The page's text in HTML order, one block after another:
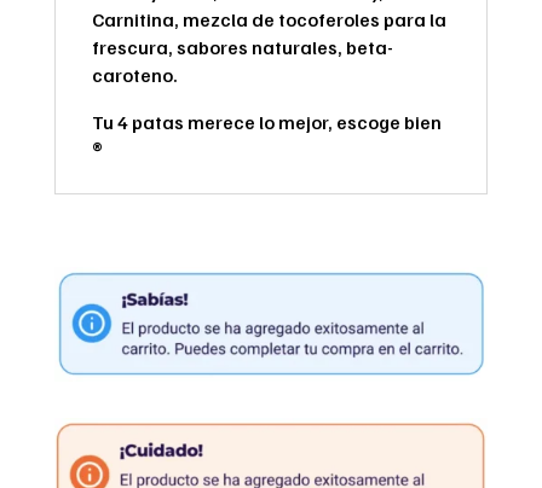
Carnitina, mezcla de tocoferoles para la
frescura, sabores naturales, beta-
caroteno.
Tu 4 patas merece lo mejor, escoge bien
®